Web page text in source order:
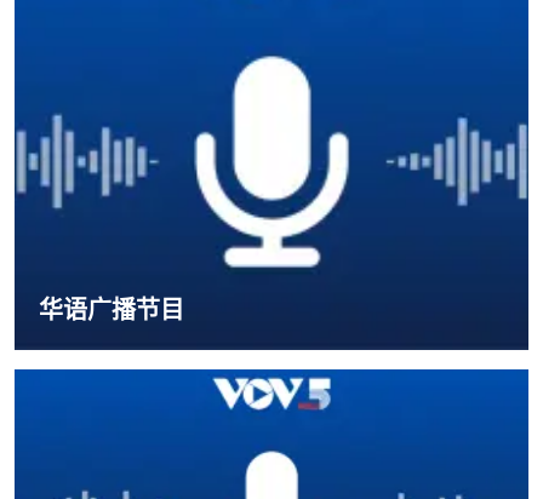
华语广播节目